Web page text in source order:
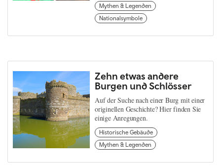
Mythen & Legenden
Nationalsymbole
Zehn etwas andere
Burgen und Schlösser
Auf der Suche nach einer Burg mit einer
originellen Geschichte? Hier finden Sie
einige Anregungen.
Historische Gebäude
Mythen & Legenden